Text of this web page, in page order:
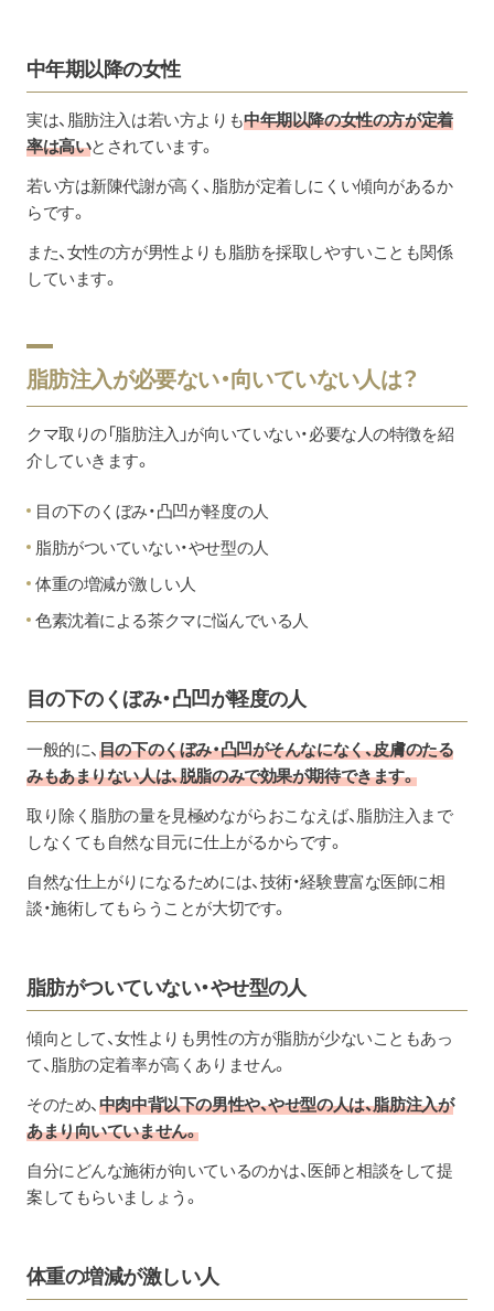
中年期以降の女性
実は、脂肪注入は若い方よりも中年期以降の女性の方が定着
率は高いとされています。
若い方は新陳代謝が高く、脂肪が定着しにくい傾向があるか
らです。
また、女性の方が男性よりも脂肪を採取しやすいことも関係
しています。
脂肪注入が必要ない・向いていない人は？
クマ取りの「脂肪注入」が向いていない・必要な人の特徴を紹
介していきます。
目の下のくぼみ・凸凹が軽度の人
脂肪がついていない・やせ型の人
体重の増減が激しい人
色素沈着による茶クマに悩んでいる人
目の下のくぼみ・凸凹が軽度の人
一般的に、目の下のくぼみ・凸凹がそんなになく、皮膚のたる
みもあまりない人は、脱脂のみで効果が期待できます。
取り除く脂肪の量を見極めながらおこなえば、脂肪注入まで
しなくても自然な目元に仕上がるからです。
自然な仕上がりになるためには、技術・経験豊富な医師に相
談・施術してもらうことが大切です。
脂肪がついていない・やせ型の人
傾向として、女性よりも男性の方が脂肪が少ないこともあっ
て、脂肪の定着率が高くありません。
そのため、中肉中背以下の男性や、やせ型の人は、脂肪注入が
あまり向いていません。
自分にどんな施術が向いているのかは、医師と相談をして提
案してもらいましょう。
体重の増減が激しい人